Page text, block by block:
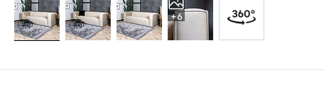
+6